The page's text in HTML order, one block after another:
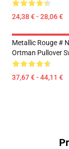
24,38 € - 28,06 €
Metallic Rouge #
Ortman Pullover
37,67 € - 44,11 €